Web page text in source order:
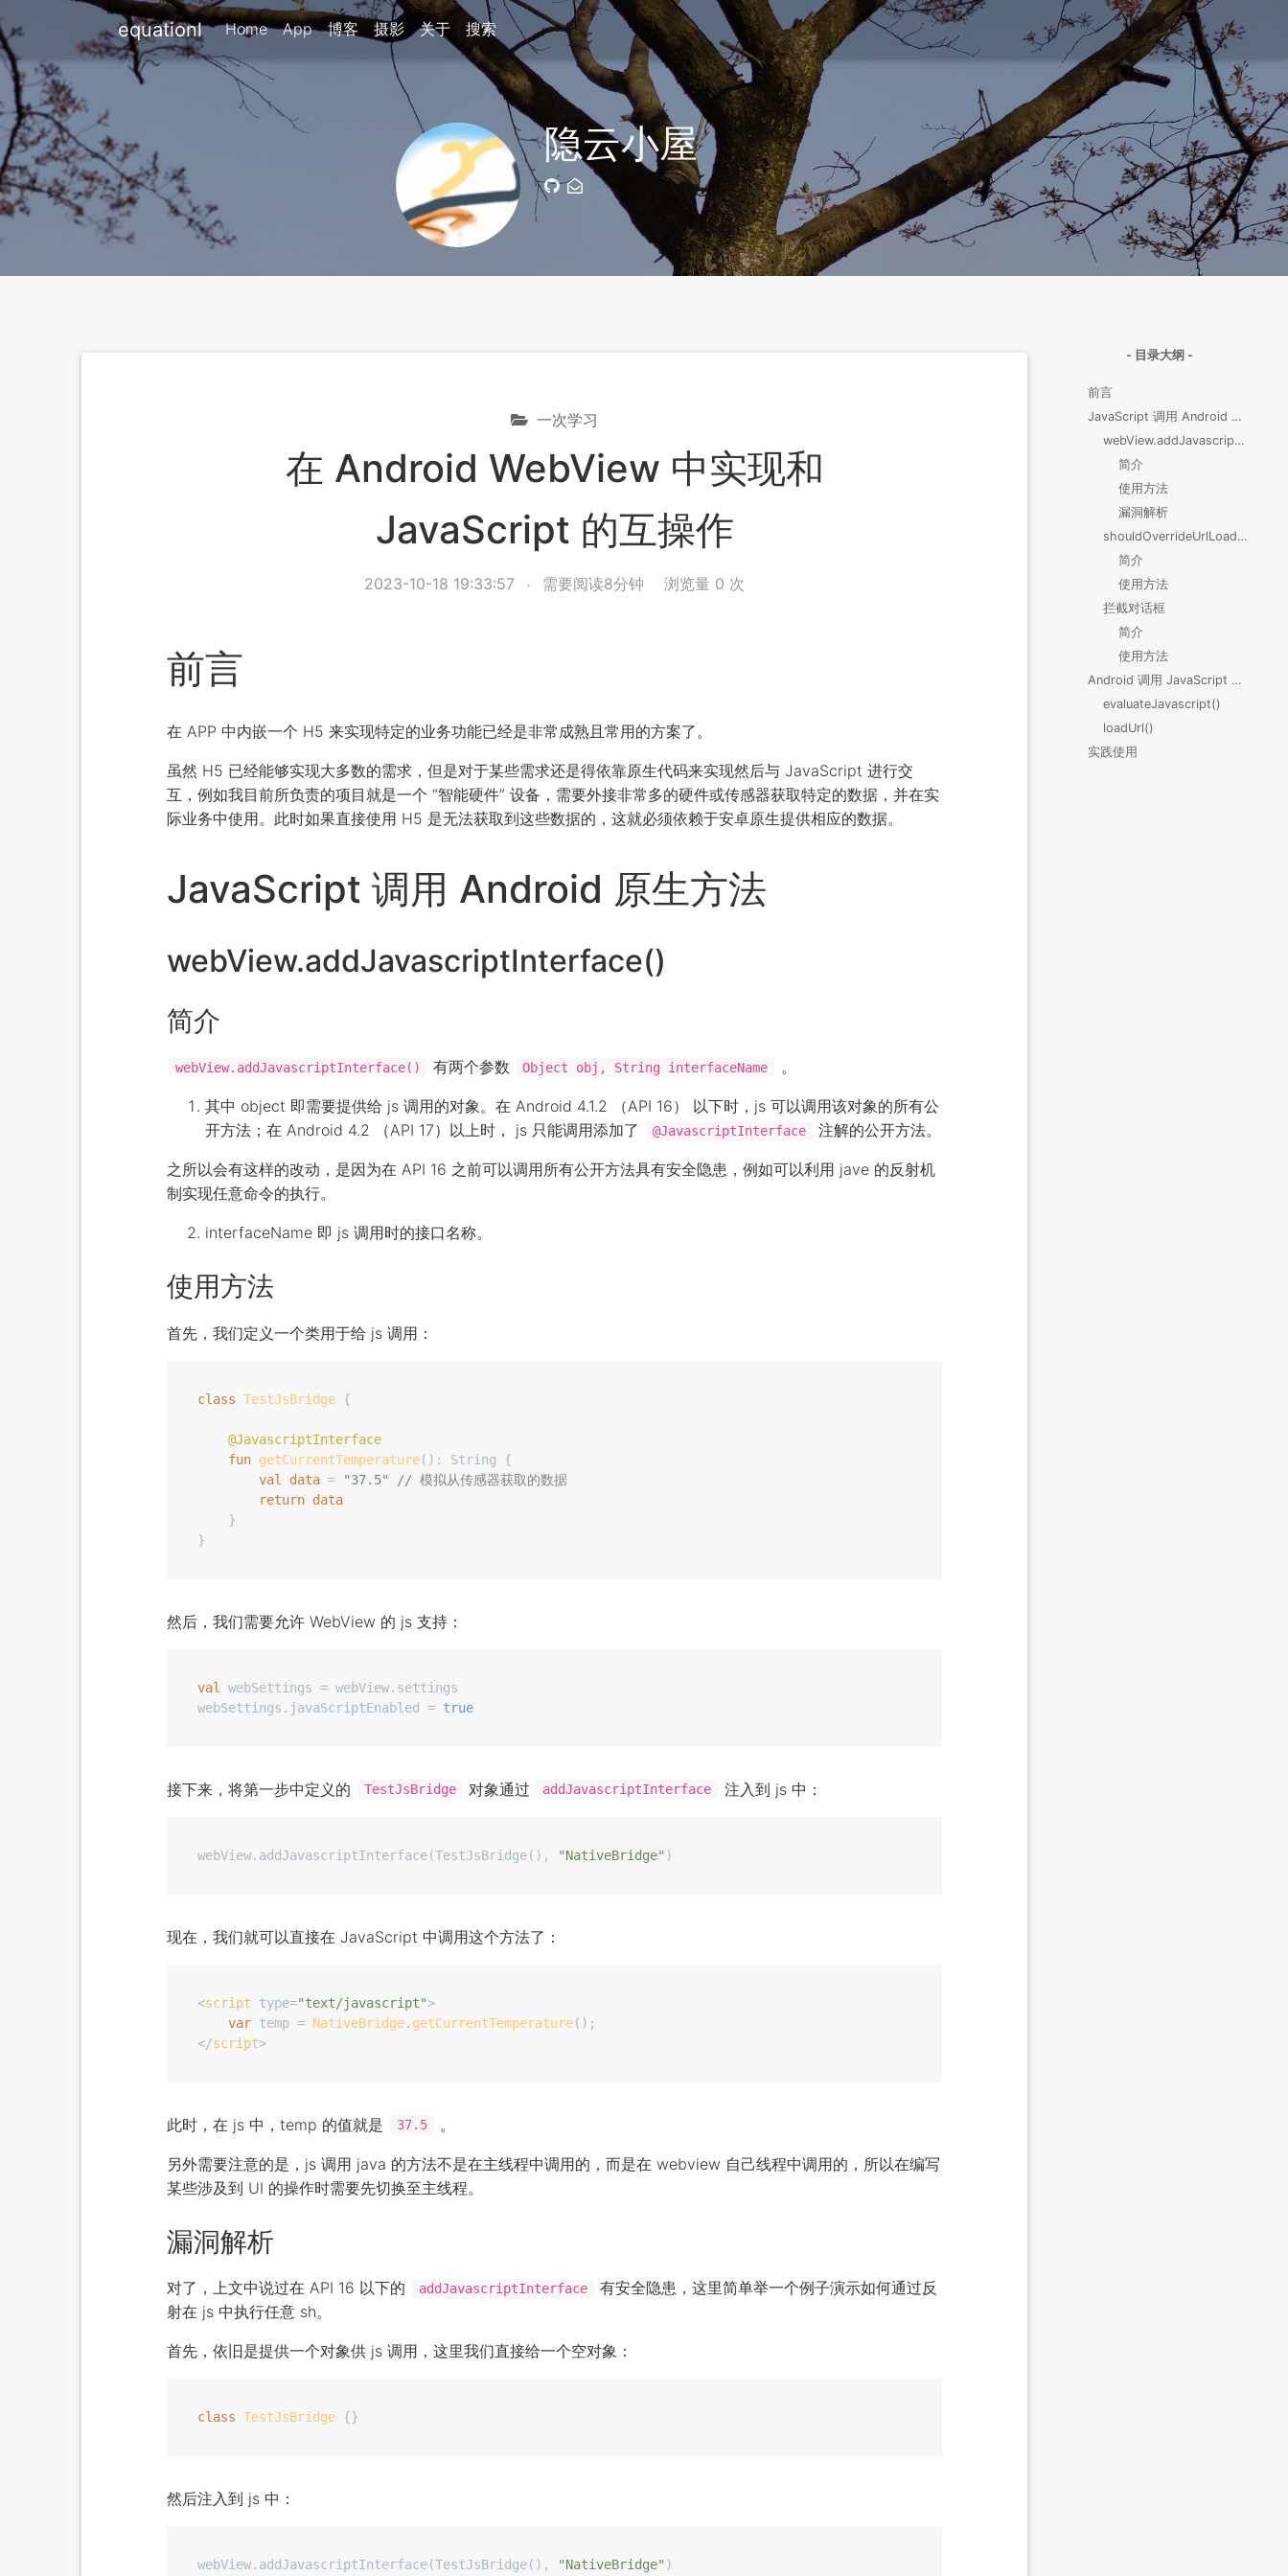
equationl Home App 博客 摄影 关于 搜索
隐云小屋
一次学习
在 Android WebView 中实现和
JavaScript 的互操作
2023-10-18 19:33:57 需要阅读8分钟 浏览量 0 次
前言
在 APP 中内嵌一个 H5 来实现特定的业务功能已经是非常成熟且常用的方案了。
虽然 H5 已经能够实现大多数的需求，但是对于某些需求还是得依靠原生代码来实现然后与 JavaScript 进行交
互，例如我目前所负责的项目就是一个 “智能硬件” 设备，需要外接非常多的硬件或传感器获取特定的数据，并在实
际业务中使用。此时如果直接使用 H5 是无法获取到这些数据的，这就必须依赖于安卓原生提供相应的数据。
JavaScript 调用 Android 原生方法
webView.addJavascriptInterface()
简介
webView.addJavascriptInterface() 有两个参数 Object obj, String interfaceName 。
其中 object 即需要提供给 js 调用的对象。在 Android 4.1.2 （API 16） 以下时，js 可以调用该对象的所有公
开方法；在 Android 4.2 （API 17）以上时， js 只能调用添加了
@JavascriptInterface 注解的公开方法。
之所以会有这样的改动，是因为在 API 16 之前可以调用所有公开方法具有安全隐患，例如可以利用 jave 的反射机
制实现任意命令的执行。
interfaceName 即 js 调用时的接口名称。
使用方法
首先，我们定义一个类用于给 js 调用：
class TestJsBridge {
@JavascriptInterface
fun getCurrentTemperature() : String {
val
data = "37.5"
// 模拟从传感器获取的数据
return data
    }
然后，我们需要允许 WebView 的 js 支持：
val
webSettings = webView.settings
webSettings.javaScriptEnabled = true
接下来，将第一步中定义的 TestJsBridge 对象通过 addJavascriptInterface 注入到 js 中：
webView.addJavascriptInterface(TestJsBridge(), "NativeBridge"
现在，我们就可以直接在 JavaScript 中调用这个方法了：
<script type="text/javascript">
var temp = NativeBridge. getCurrentTemperature
</script>
此时，在 js 中，temp 的值就是 37.5 。
另外需要注意的是，js 调用 java 的方法不是在主线程中调用的，而是在 webview 自己线程中调用的，所以在编写
某些涉及到 UI 的操作时需要先切换至主线程。
漏洞解析
对了，上文中说过在 API 16 以下的 addJavascriptInterface
有安全隐患，这里简单举一个例子演示如何通过反
射在 js 中执行任意 sh。
首先，依旧是提供一个对象供 js 调用，这里我们直接给一个空对象：
class TestJsBridge
然后注入到 js 中：
webView.addJavascriptInterface(TestJsBridge(), "NativeBridge"
- 目录大纲 -
前言
JavaScript 调用 Android 原生方法
webView.addJavascriptInterface()
简介
使用方法
漏洞解析
shouldOverrideUrlLoading 拦截 URL
简介
使用方法
拦截对话框
简介
使用方法
Android 调用 JavaScript 方法
evaluateJavascript()
loadUrl()
实践使用